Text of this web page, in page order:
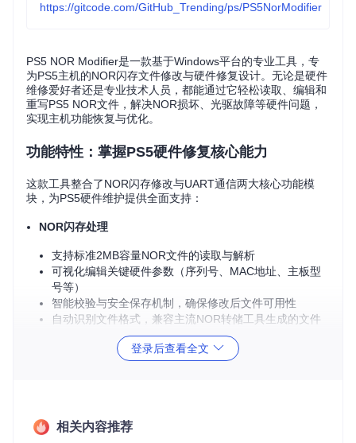
https://gitcode.com/GitHub_Trending/ps/PS5NorModifier
PS5 NOR Modifier是一款基于Windows平台的专业工具，专
为PS5主机的NOR闪存文件修改与硬件修复设计。无论是硬件
维修爱好者还是专业技术人员，都能通过它轻松读取、编辑和
重写PS5 NOR文件，解决NOR损坏、光驱故障等硬件问题，
实现主机功能恢复与优化。
功能特性：掌握PS5硬件修复核心能力
这款工具整合了NOR闪存修改与UART通信两大核心功能模
块，为PS5硬件维护提供全面支持：
NOR闪存处理
支持标准2MB容量NOR文件的读取与解析
可视化编辑关键硬件参数（序列号、MAC地址、主板型
号等）
智能校验与安全保存机制，确保修改后文件可用性
自动识别文件格式，兼容主流NOR转储工具生成的文件
离线错误数据库支持，便于现场维修
登录后查看全文
相关内容推荐